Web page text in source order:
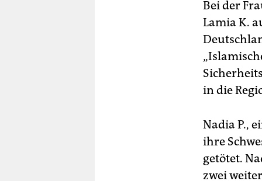
Bei der
Lamia K.
in die
Nadia P.,
ihre
getötet.
zwei